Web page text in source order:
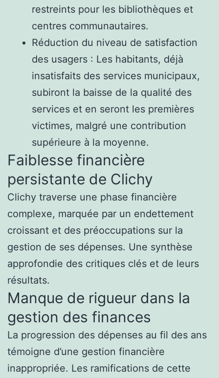
restreints pour les bibliothèques et
centres communautaires.
Réduction du niveau de satisfaction
des usagers : Les habitants, déjà
insatisfaits des services municipaux,
subiront la baisse de la qualité des
services et en seront les premières
victimes, malgré une contribution
supérieure à la moyenne.
Faiblesse financière
persistante de Clichy
Clichy traverse une phase financière
complexe, marquée par un endettement
croissant et des préoccupations sur la
gestion de ses dépenses. Une synthèse
approfondie des critiques clés et de leurs
résultats.
Manque de rigueur dans la
gestion des finances
La progression des dépenses au fil des ans
témoigne d’une gestion financière
inappropriée. Les ramifications de cette